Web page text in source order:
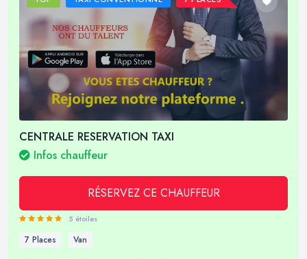
CENTRALE RESERVATION TAXI
Infos chauffeur
RÉSERVEZ CE CHAUFFEUR
5 étoiles
7 Places Van